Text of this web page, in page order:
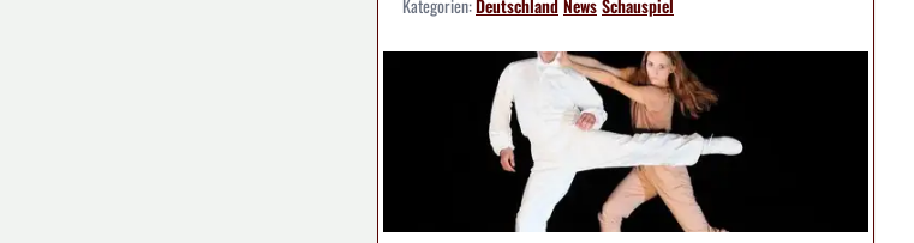
Kategorien:DeutschlandNewsSchauspiel